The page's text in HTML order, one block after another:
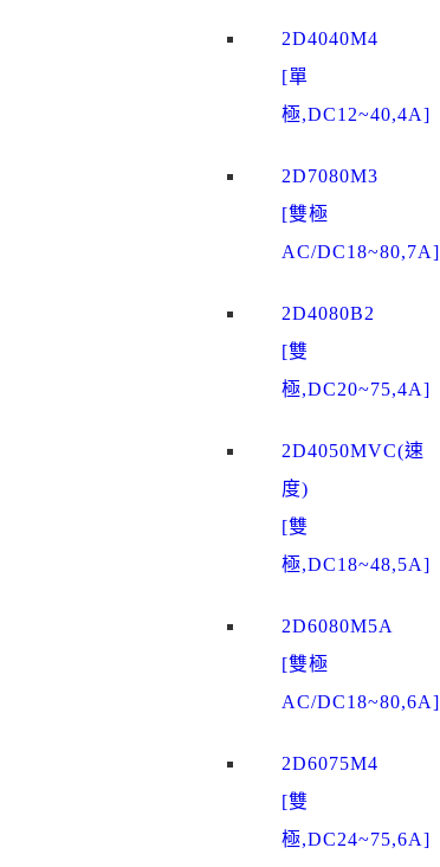
2D4040M4
[單
極,DC12~40,4A]
2D7080M3
[雙極
AC/DC18~80,7A]
2D4080B2
[雙
極,DC20~75,4A]
2D4050MVC(速
度)
[雙
極,DC18~48,5A]
2D6080M5A
[雙極
AC/DC18~80,6A]
2D6075M4
[雙
極,DC24~75,6A]